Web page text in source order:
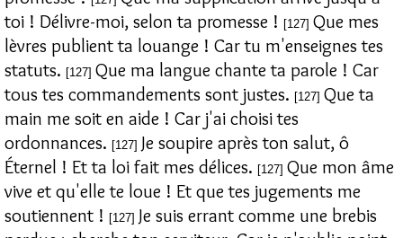
toi ! Délivre-moi, selon ta promesse ! [127] Que mes
lèvres publient ta louange ! Car tu m'enseignes tes
statuts. [127] Que ma langue chante ta parole ! Car
tous tes commandements sont justes. [127] Que ta
main me soit en aide ! Car j'ai choisi tes
ordonnances. [127] Je soupire après ton salut, ô
Éternel ! Et ta loi fait mes délices. [127] Que mon âme
vive et qu'elle te loue ! Et que tes jugements me
soutiennent ! [127] Je suis errant comme une brebis